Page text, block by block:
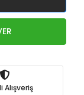
Alışveriş